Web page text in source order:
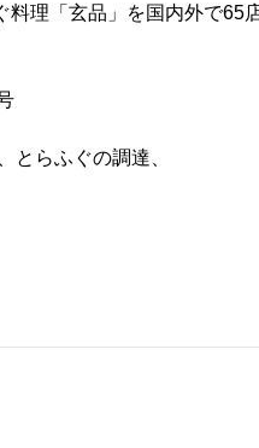
理「玄品」を国内外で65
らふぐの調達、